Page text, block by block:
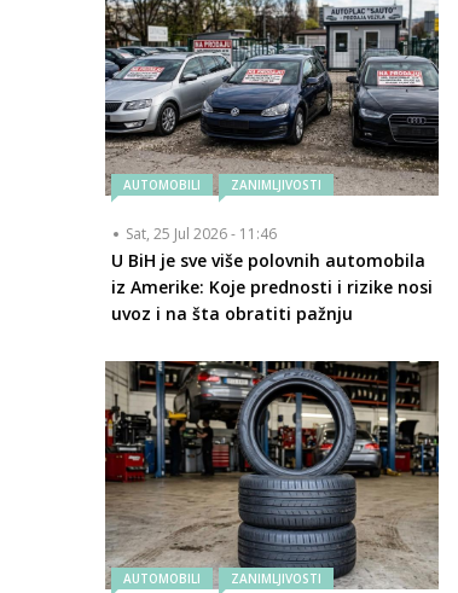
AUTOMOBILI ZANIMLJIVOSTI
Sat, 25 Jul 2026 - 11:46
U BiH je sve više polovnih automobila
iz Amerike: Koje prednosti i rizike nosi
uvoz i na šta obratiti pažnju
AUTOMOBILI ZANIMLJIVOSTI